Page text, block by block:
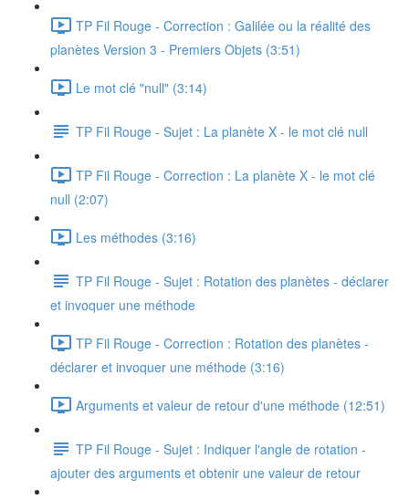
TP Fil Rouge - Correction : Galilée ou la réalité des
planètes Version 3 - Premiers Objets (3:51)
Le mot clé "null" (3:14)
TP Fil Rouge - Sujet : La planète X - le mot clé null
TP Fil Rouge - Correction : La planète X - le mot clé
null (2:07)
Les méthodes (3:16)
TP Fil Rouge - Sujet : Rotation des planètes - déclarer
et invoquer une méthode
TP Fil Rouge - Correction : Rotation des planètes -
déclarer et invoquer une méthode (3:16)
Arguments et valeur de retour d'une méthode (12:51)
TP Fil Rouge - Sujet : Indiquer l'angle de rotation -
ajouter des arguments et obtenir une valeur de retour